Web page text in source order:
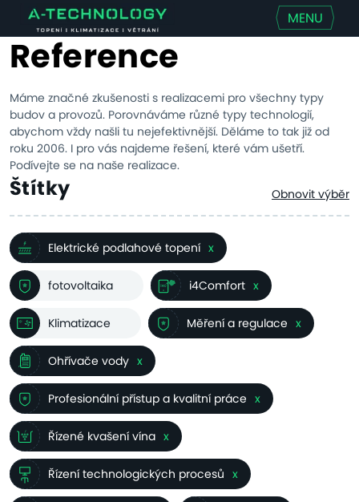
MENU
Reference
Máme značné zkušenosti s realizacemi pro všechny typy
budov a provozů. Porovnáváme různé typy technologií,
abychom vždy našli tu nejefektivnější. Děláme to tak již od
roku 2006. I pro vás najdeme řešení, které vám ušetří.
Podívejte se na naše realizace.
Štítky Obnovit výběr
Elektrické podlahové topení x
fotovoltaika i4Comfort x
Klimatizace Měření a regulace x
Ohřívače vody x
Profesionální přístup a kvalitní práce x
Řízené kvašení vína x
Řízení technologických procesů x